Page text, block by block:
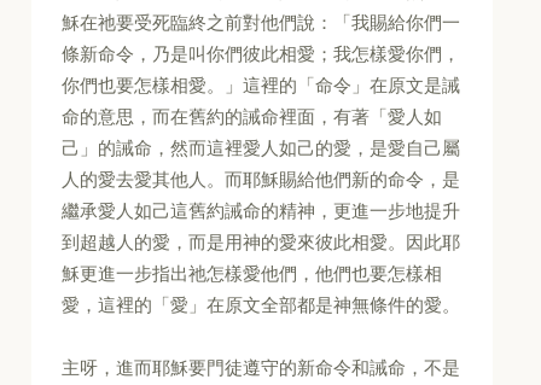
穌在祂要受死臨終之前對他們說：「我賜給你們一
條新命令，乃是叫你們彼此相愛；我怎樣愛你們，
你們也要怎樣相愛。」這裡的「命令」在原文是誡
命的意思，而在舊約的誡命裡面，有著「愛人如
己」的誡命，然而這裡愛人如己的愛，是愛自己屬
人的愛去愛其他人。而耶穌賜給他們新的命令，是
繼承愛人如己這舊約誡命的精神，更進一步地提升
到超越人的愛，而是用神的愛來彼此相愛。因此耶
穌更進一步指出祂怎樣愛他們，他們也要怎樣相
愛，這裡的「愛」在原文全部都是神無條件的愛。
主呀，進而耶穌要門徒遵守的新命令和誡命，不是